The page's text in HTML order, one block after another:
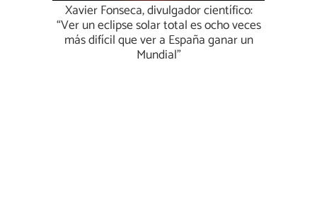
Xavier Fonseca, divulgador científico:
“Ver un eclipse solar total es ocho veces
más difícil que ver a España ganar un
Mundial”